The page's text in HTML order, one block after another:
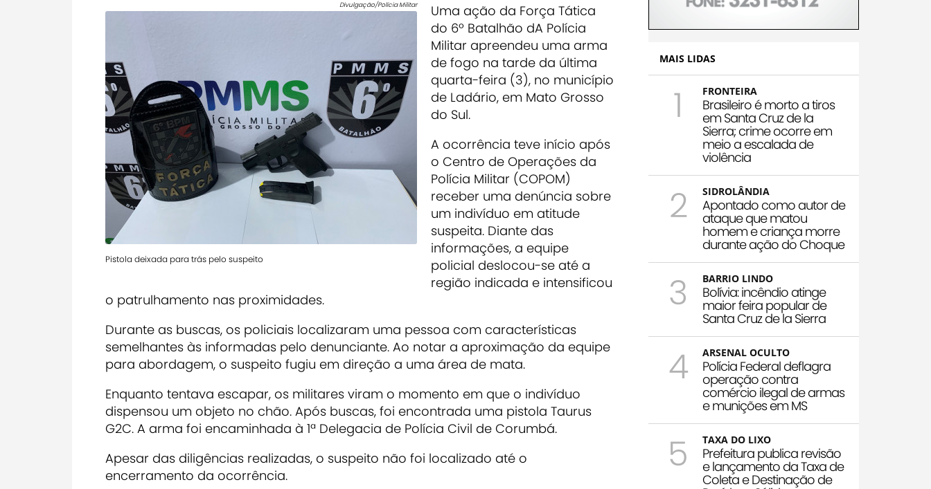
Divulgação/Polícia Militar
Pistola deixada para trás pelo suspeito
Uma ação da Força Tática
do 6º Batalhão dA Polícia
Militar apreendeu uma arma
de fogo na tarde da última
quarta-feira (3), no município
de Ladário, em Mato Grosso
do Sul.
A ocorrência teve início após
o Centro de Operações da
Polícia Militar (COPOM)
receber uma denúncia sobre
um indivíduo em atitude
suspeita. Diante das
informações, a equipe
policial deslocou-se até a
região indicada e intensificou
o patrulhamento nas proximidades.
Durante as buscas, os policiais localizaram uma pessoa com características
semelhantes às informadas pelo denunciante. Ao notar a aproximação da equipe
para abordagem, o suspeito fugiu em direção a uma área de mata.
Enquanto tentava escapar, os militares viram o momento em que o indivíduo
dispensou um objeto no chão. Após buscas, foi encontrada uma pistola Taurus
G2C. A arma foi encaminhada à 1ª Delegacia de Polícia Civil de Corumbá.
Apesar das diligências realizadas, o suspeito não foi localizado até o
encerramento da ocorrência.
MAIS LIDAS
1 FRONTEIRA
Brasileiro é morto a tiros
em Santa Cruz de la
Sierra; crime ocorre em
meio a escalada de
violência
2 SIDROLÂNDIA
Apontado como autor de
ataque que matou
homem e criança morre
durante ação do Choque
3 BARRIO LINDO
Bolívia: incêndio atinge
maior feira popular de
Santa Cruz de la Sierra
4 ARSENAL OCULTO
Polícia Federal deflagra
operação contra
comércio ilegal de armas
e munições em MS
5 TAXA DO LIXO
Prefeitura publica revisão
e lançamento da Taxa de
Coleta e Destinação de